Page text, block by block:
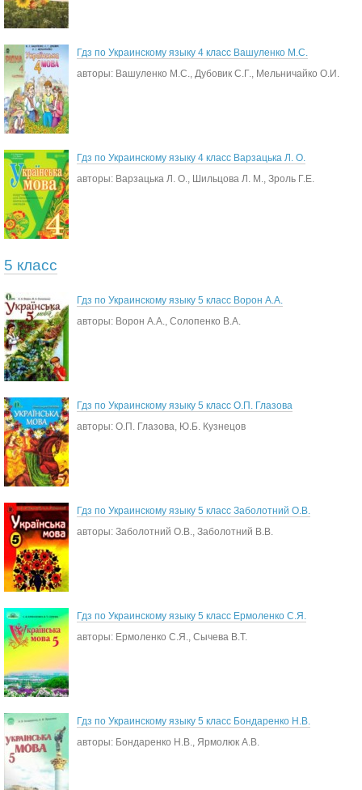
Гдз по Украинскому языку 4 класс Вашуленко М.С.
авторы: Вашуленко М.С., Дубовик С.Г., Мельничайко О.И.
Гдз по Украинскому языку 4 класс Варзацька Л. О.
авторы: Варзацька Л. О., Шильцова Л. М., Зроль Г.Е.
5 класс
Гдз по Украинскому языку 5 класс Ворон А.А.
авторы: Ворон А.А., Солопенко В.А.
Гдз по Украинскому языку 5 класс О.П. Глазова
авторы: О.П. Глазова, Ю.Б. Кузнецов
Гдз по Украинскому языку 5 класс Заболотний О.В.
авторы: Заболотний О.В., Заболотний В.В.
Гдз по Украинскому языку 5 класс Ермоленко С.Я.
авторы: Ермоленко С.Я., Сычева В.Т.
Гдз по Украинскому языку 5 класс Бондаренко Н.В.
авторы: Бондаренко Н.В., Ярмолюк А.В.